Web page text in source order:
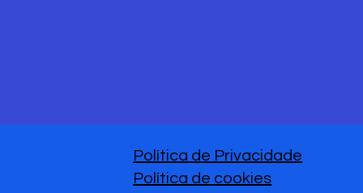
Política de Privacidade
Política de cookies